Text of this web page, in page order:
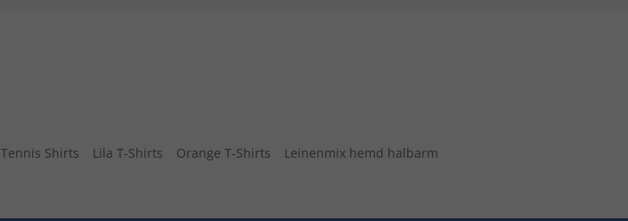
Tennis Shirts Lila T-Shirts Orange T-Shirts
Leinenmix hemd halbarm